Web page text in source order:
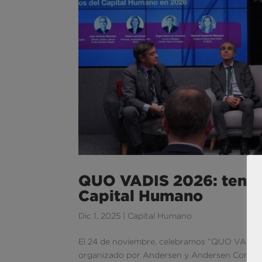
QUO VADIS 2026:
Capital Humano
Dic 1, 2025 Capital Humano
El 24 de noviembre, celebramos “QUO
organizado por Andersen y Andersen